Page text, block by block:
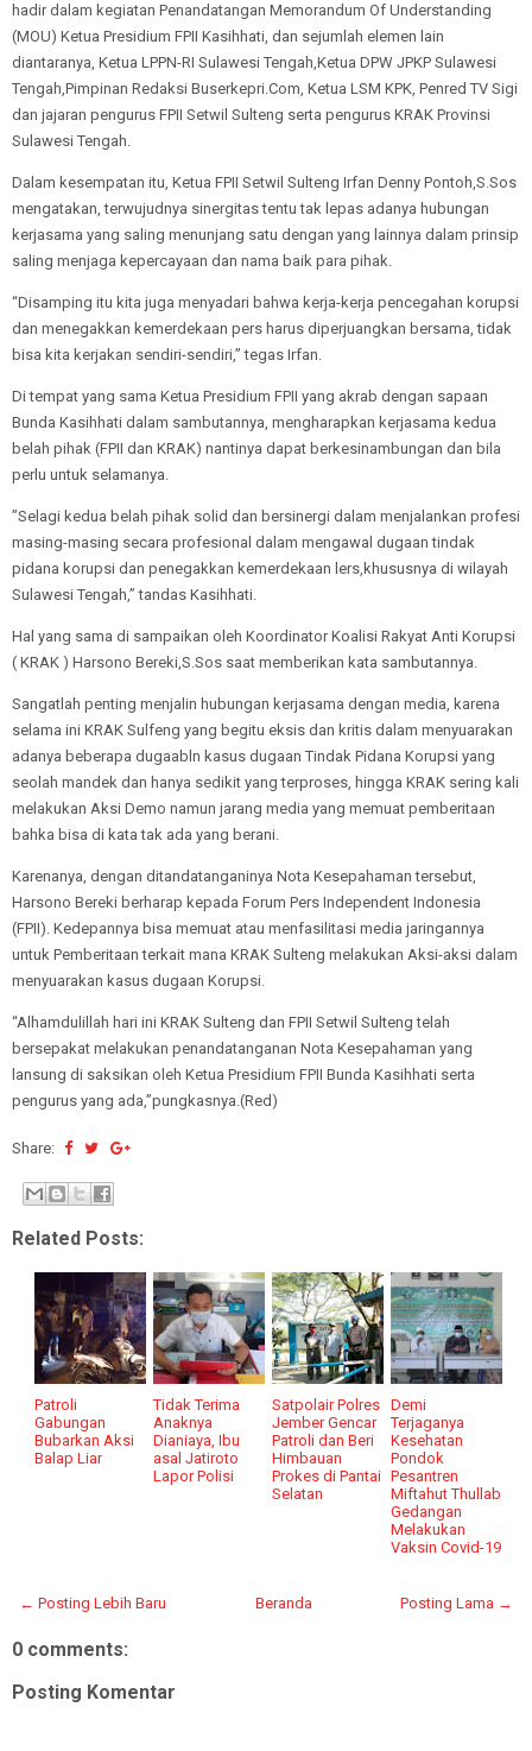
hadir dalam kegiatan Penandatangan Memorandum Of Understanding
(MOU) Ketua Presidium FPII Kasihhati, dan sejumlah elemen lain
diantaranya, Ketua LPPN-RI Sulawesi Tengah,Ketua DPW JPKP Sulawesi
Tengah,Pimpinan Redaksi Buserkepri.Com, Ketua LSM KPK, Penred TV Sigi
dan jajaran pengurus FPII Setwil Sulteng serta pengurus KRAK Provinsi
Sulawesi Tengah.
Dalam kesempatan itu, Ketua FPII Setwil Sulteng Irfan Denny Pontoh,S.Sos
mengatakan, terwujudnya sinergitas tentu tak lepas adanya hubungan
kerjasama yang saling menunjang satu dengan yang lainnya dalam prinsip
saling menjaga kepercayaan dan nama baik para pihak.
“Disamping itu kita juga menyadari bahwa kerja-kerja pencegahan korupsi
dan menegakkan kemerdekaan pers harus diperjuangkan bersama, tidak
bisa kita kerjakan sendiri-sendiri,” tegas Irfan.
Di tempat yang sama Ketua Presidium FPII yang akrab dengan sapaan
Bunda Kasihhati dalam sambutannya, mengharapkan kerjasama kedua
belah pihak (FPII dan KRAK) nantinya dapat berkesinambungan dan bila
perlu untuk selamanya.
”Selagi kedua belah pihak solid dan bersinergi dalam menjalankan profesi
masing-masing secara profesional dalam mengawal dugaan tindak
pidana korupsi dan penegakkan kemerdekaan lers,khususnya di wilayah
Sulawesi Tengah,” tandas Kasihhati.
Hal yang sama di sampaikan oleh Koordinator Koalisi Rakyat Anti Korupsi
( KRAK ) Harsono Bereki,S.Sos saat memberikan kata sambutannya.
Sangatlah penting menjalin hubungan kerjasama dengan media, karena
selama ini KRAK Sulfeng yang begitu eksis dan kritis dalam menyuarakan
adanya beberapa dugaabln kasus dugaan Tindak Pidana Korupsi yang
seolah mandek dan hanya sedikit yang terproses, hingga KRAK sering kali
melakukan Aksi Demo namun jarang media yang memuat pemberitaan
bahka bisa di kata tak ada yang berani.
Karenanya, dengan ditandatanganinya Nota Kesepahaman tersebut,
Harsono Bereki berharap kepada Forum Pers Independent Indonesia
(FPII). Kedepannya bisa memuat atau menfasilitasi media jaringannya
untuk Pemberitaan terkait mana KRAK Sulteng melakukan Aksi-aksi dalam
menyuarakan kasus dugaan Korupsi.
“Alhamdulillah hari ini KRAK Sulteng dan FPII Setwil Sulteng telah
bersepakat melakukan penandatanganan Nota Kesepahaman yang
lansung di saksikan oleh Ketua Presidium FPII Bunda Kasihhati serta
pengurus yang ada,”pungkasnya.(Red)
Share:
Related Posts:
Patroli
Gabungan
Bubarkan Aksi
Balap Liar
Tidak Terima
Anaknya
Dianiaya, Ibu
asal Jatiroto
Lapor Polisi
Satpolair Polres
Jember Gencar
Patroli dan Beri
Himbauan
Prokes di Pantai
Selatan
Demi
Terjaganya
Kesehatan
Pondok
Pesantren
Miftahut Thullab
Gedangan
Melakukan
Vaksin Covid-19
← Posting Lebih Baru Posting Lama →
Beranda
0 comments:
Posting Komentar